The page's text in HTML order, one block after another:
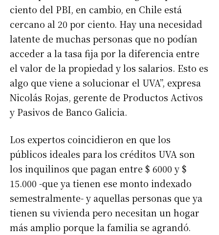
ciento del PBI, en cambio, en Chile está
cercano al 20 por ciento. Hay una necesidad
latente de muchas personas que no podían
acceder a la tasa fija por la diferencia entre
el valor de la propiedad y los salarios. Esto es
algo que viene a solucionar el UVA”, expresa
Nicolás Rojas, gerente de Productos Activos
y Pasivos de Banco Galicia.
Los expertos coincidieron en que los
públicos ideales para los créditos UVA son
los inquilinos que pagan entre $ 6000 y $
15.000 -que ya tienen ese monto indexado
semestralmente- y aquellas personas que ya
tienen su vivienda pero necesitan un hogar
más amplio porque la familia se agrandó.